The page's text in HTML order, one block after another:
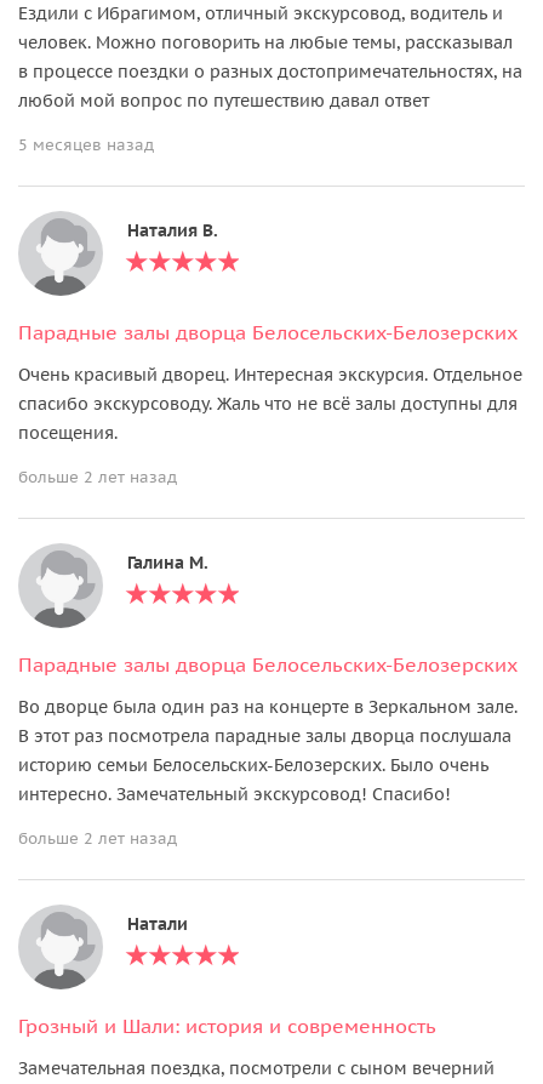
Ездили с Ибрагимом, отличный экскурсовод, водитель и
человек. Можно поговорить на любые темы, рассказывал
в процессе поездки о разных достопримечательностях, на
любой мой вопрос по путешествию давал ответ
5 месяцев назад
Наталия В.
Парадные залы дворца Белосельских-Белозерских
Очень красивый дворец. Интересная экскурсия. Отдельное
спасибо экскурсоводу. Жаль что не всё залы доступны для
посещения.
больше 2 лет назад
Галина М.
Парадные залы дворца Белосельских-Белозерских
Во дворце была один раз на концерте в Зеркальном зале.
В этот раз посмотрела парадные залы дворца послушала
историю семьи Белосельских-Белозерских. Было очень
интересно. Замечательный экскурсовод! Спасибо!
больше 2 лет назад
Натали
Грозный и Шали: история и современность
Замечательная поездка, посмотрели с сыном вечерний